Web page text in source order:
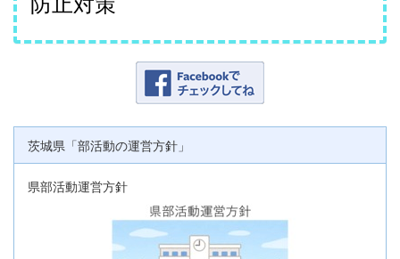
茨城県「部活動の運営方針」
県部活動運営方針